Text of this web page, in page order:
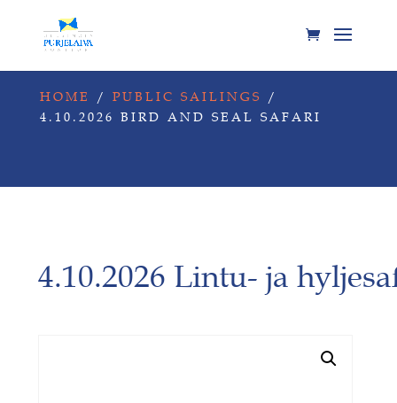
HOME / PUBLIC SAILINGS
/
4.10.2026 BIRD AND SEAL SAFARI
4.10.2026 Lintu- ja